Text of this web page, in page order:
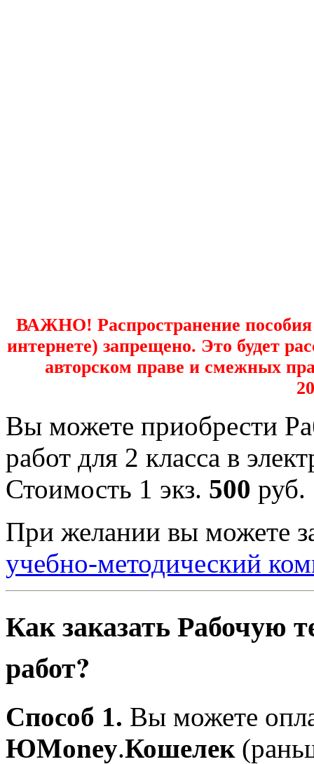
ВАЖНО! Распространение
интернете) запрещено. Это будет
авторском праве и смежных
Вы можете приобрести
работ для 2 класса в
Стоимость 1 экз. 500 руб.
При желании вы можете
учебно-методический
Как заказать Рабочую
работ?
Способ 1. Вы можете
ЮMoney.Кошелек